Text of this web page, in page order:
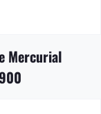
Mercurial